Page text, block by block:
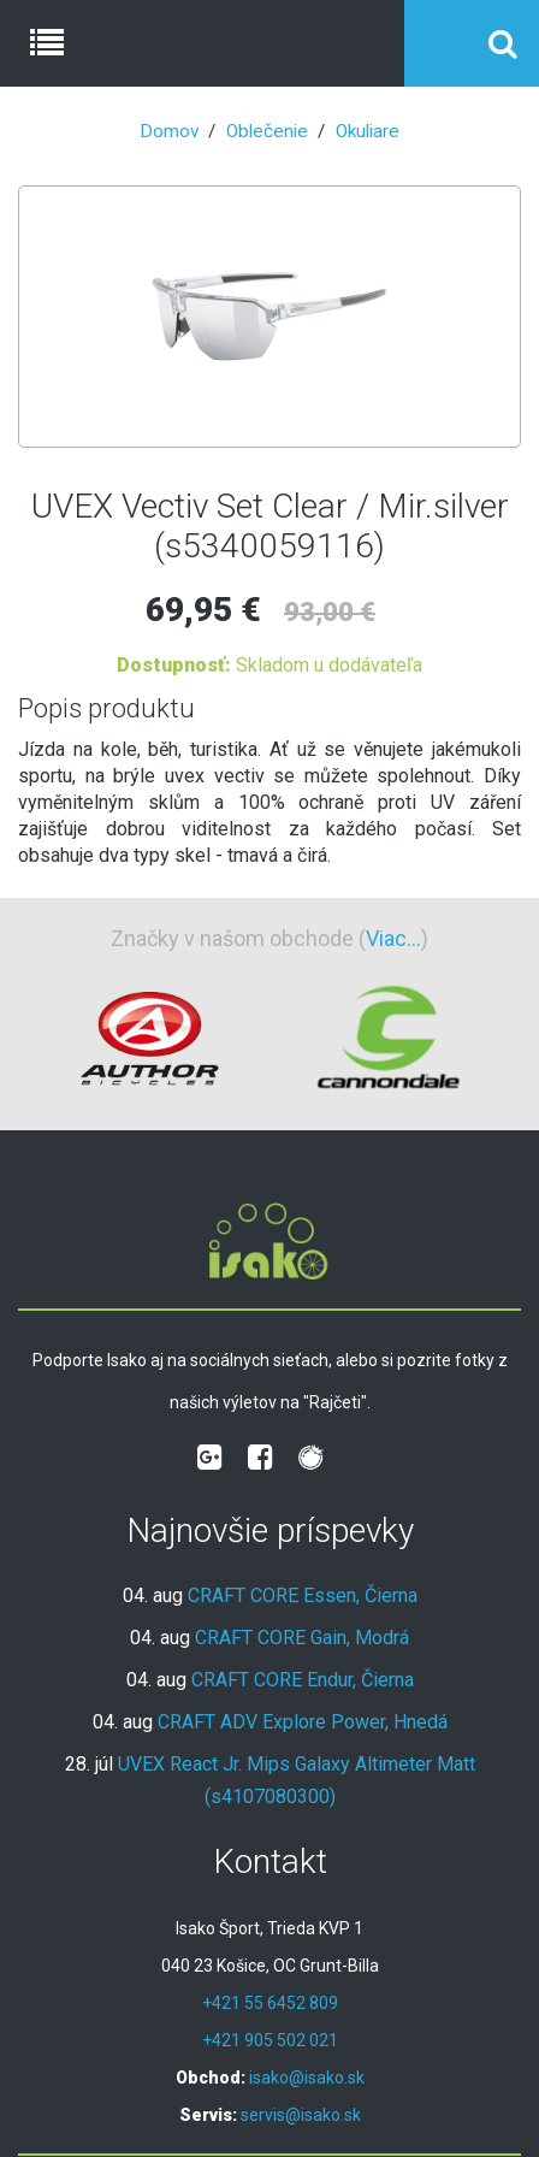
Domov Oblečenie Okuliare
UVEX Vectiv Set Clear / Mir.silver
(s5340059116)
69,95 €
93,00 €
Dostupnosť: Skladom u dodávateľa
Popis produktu
Jízda na kole, běh, turistika. Ať už se věnujete jakémukoli
sportu, na brýle uvex vectiv se můžete spolehnout. Díky
vyměnitelným sklům a 100% ochraně proti UV záření
zajišťuje dobrou viditelnost za každého počasí. Set
obsahuje dva typy skel - tmavá a čirá.
Značky v našom obchode (Viac...)
Podporte Isako aj na sociálnych sieťach, alebo si pozrite fotky z
našich výletov na "Rajčeti".
Najnovšie príspevky
04. aug CRAFT CORE Essen, Čierna
04. aug CRAFT CORE Gain, Modrá
04. aug CRAFT CORE Endur, Čierna
04. aug CRAFT ADV Explore Power, Hnedá
28. júl UVEX React Jr. Mips Galaxy Altimeter Matt
(s4107080300)
Kontakt
Isako Šport, Trieda KVP 1
040 23 Košice, OC Grunt-Billa
+421 55 6452 809
+421 905 502 021
Obchod:isako@isako.sk
Servis:servis@isako.sk